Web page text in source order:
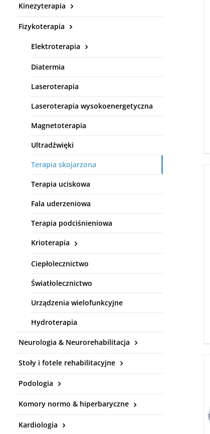
Kinezyterapia
Fizykoterapia
Elektroterapia
Diatermia
Laseroterapia
Laseroterapia wysokoenergetyczna
Magnetoterapia
Ultradźwięki
Terapia skojarzona
Terapia uciskowa
Fala uderzeniowa
Terapia podciśnieniowa
Krioterapia
Ciepłolecznictwo
Światłolecznictwo
Urządzenia wielofunkcyjne
Hydroterapia
Neurologia & Neurorehabilitacja
Stoły i fotele rehabilitacyjne
Podologia
Komory normo & hiperbaryczne
Kardiologia